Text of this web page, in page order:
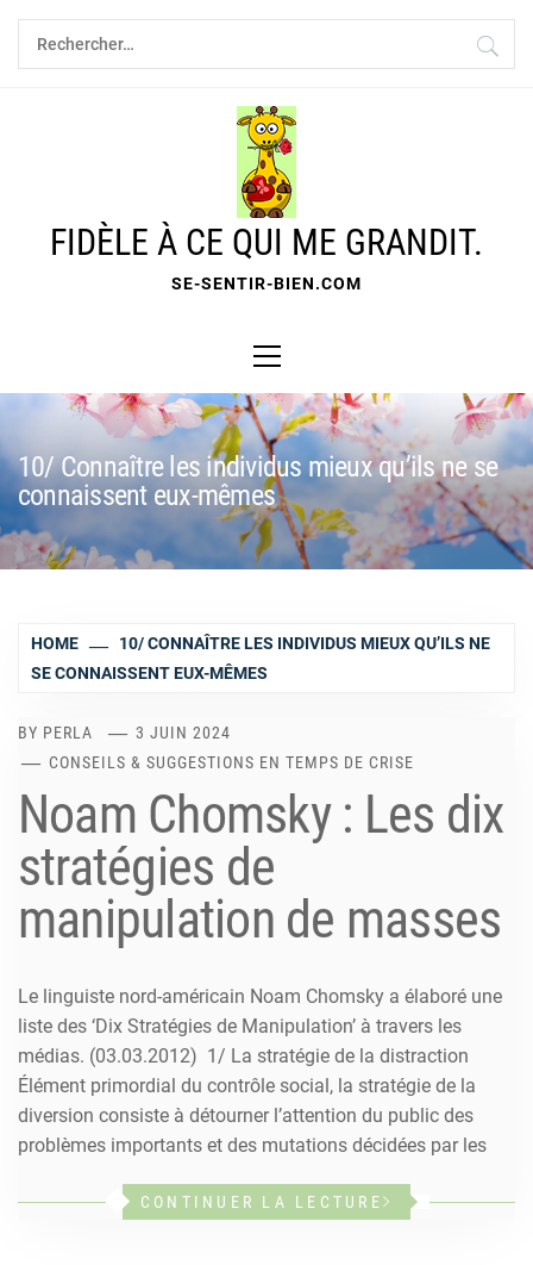
Skip
content
Rechercher :
FIDÈLE À CE QUI ME GRANDIT.
SE-SENTIR-BIEN.COM
Menu
10/ Connaître les individus mieux qu’ils ne se
connaissent eux-mêmes
HOME
10/ CONNAÎTRE LES INDIVIDUS MIEUX QU’ILS NE
SE CONNAISSENT EUX-MÊMES
BY PERLA
3 JUIN 2024
CONSEILS & SUGGESTIONS EN TEMPS DE CRISE
Noam Chomsky : Les dix
stratégies de
manipulation de masses
Le linguiste nord-américain Noam Chomsky a élaboré une
liste des ‘Dix Stratégies de Manipulation’ à travers les
médias. (03.03.2012) 1/ La stratégie de la distraction
Élément primordial du contrôle social, la stratégie de la
diversion consiste à détourner l’attention du public des
problèmes importants et des mutations décidées par les
CONTINUER LA LECTURE